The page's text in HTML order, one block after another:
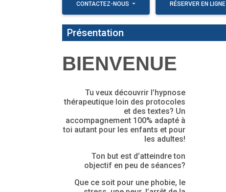
CONTACTEZ-NOUS RÉSERVER EN LIGNE
Présentation
BIENVENUE
Tu veux découvrir l’hypnose
thérapeutique loin des protocoles
et des textes? Un
accompagnement 100% adapté à
toi autant pour les enfants et pour
les adultes!
Ton but est d’atteindre ton
objectif en peu de séances?
Que ce soit pour une phobie, le